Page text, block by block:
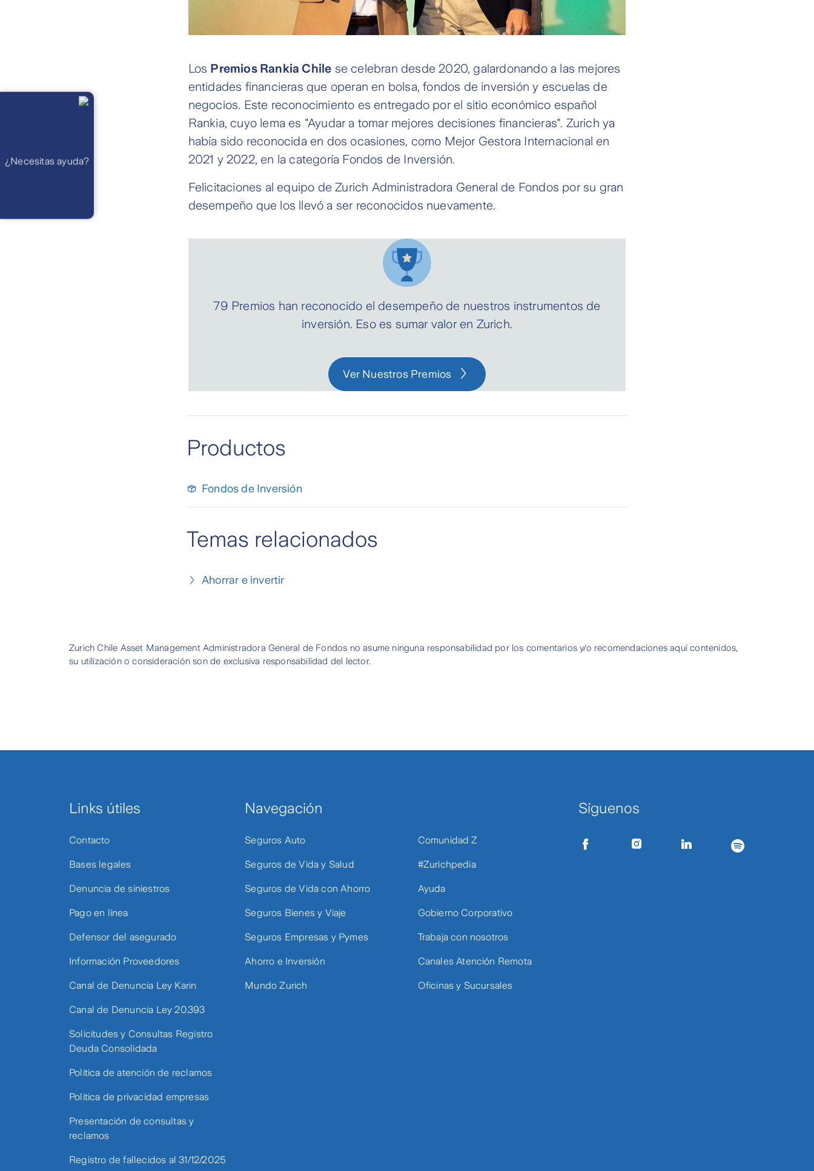
Los Premios Rankia Chile se celebran desde 2020, galardonando a las mejores
entidades financieras que operan en bolsa, fondos de inversión y escuelas de
negocios. Este reconocimiento es entregado por el sitio económico español
Rankia, cuyo lema es "Ayudar a tomar mejores decisiones financieras". Zurich ya
había sido reconocida en dos ocasiones, como Mejor Gestora Internacional en
2021 y 2022, en la categoría Fondos de Inversión.
Felicitaciones al equipo de Zurich Administradora General de Fondos por su gran
desempeño que los llevó a ser reconocidos nuevamente.
79 Premios han reconocido el desempeño de nuestros instrumentos de
inversión. Eso es sumar valor en Zurich.
Ver Nuestros Premios
Productos
Fondos de Inversión
Temas relacionados
Ahorrar e invertir
Zurich Chile Asset Management Administradora General de Fondos no asume ninguna responsabilidad por los comentarios y/o recomendaciones aquí contenidos,
su utilización o consideración son de exclusiva responsabilidad del lector.
Links útiles
Contacto
Bases legales
Denuncia de siniestros
Pago en línea
Defensor del asegurado
Información Proveedores
Canal de Denuncia Ley Karin
Canal de Denuncia Ley 20.393
Solicitudes y Consultas Registro
Deuda Consolidada
Política de atención de reclamos
Política de privacidad empresas
Presentación de consultas y
reclamos
Registro de fallecidos al 31/12/2025
Navegación
Seguros Auto
Seguros de Vida y Salud
Seguros de Vida con Ahorro
Seguros Bienes y Viaje
Seguros Empresas y Pymes
Ahorro e Inversión
Mundo Zurich
Comunidad Z
#Zurichpedia
Ayuda
Gobierno Corporativo
Trabaja con nosotros
Canales Atención Remota
Oficinas y Sucursales
Síguenos
¿Necesitas ayuda?
Llámanos
Atención 24
horas,